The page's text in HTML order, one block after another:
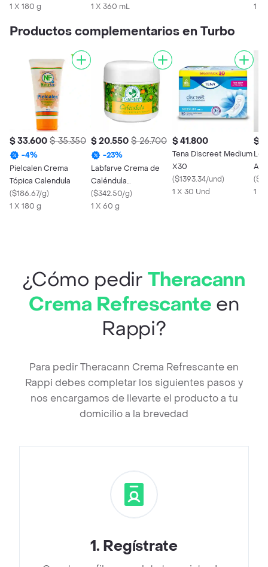
1 X 180 g
1 X 360 mL
1 x
Productos complementarios en Turbo
$ 33.600 $ 35.350
-4%
Pielcalen Crema
Tópica Calendula
($186.67/g)
1 X 180 g
$ 20.550 $ 26.700
-23%
Labfarve Crema de
Caléndula
Antiinflamatorio
($342.50/g)
1 X 60 g
$ 41.800
Tena Discreet Medium
X30
($1393.34/und)
1 X 30 Und
$
(
1 X
¿Cómo pedir Theracann
Crema Refrescante en
Rappi?
Para pedir Theracann Crema Refrescante en
Rappi debes completar los siguientes pasos y
nos encargamos de llevarte el producto a tu
domicilio a la brevedad
1. Regístrate